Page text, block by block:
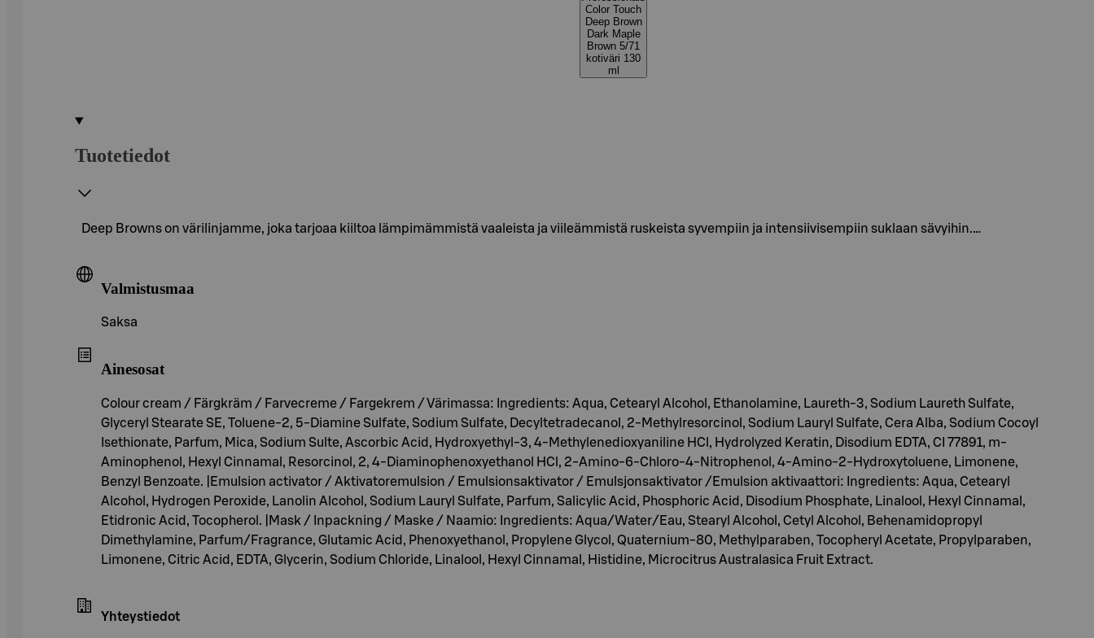
Color Touch
Deep Brown
Dark Maple
Brown 5/71
kotiväri 130
ml
Tuotetiedot
Deep Browns on värilinjamme, joka tarjoaa kiiltoa lämpimämmistä vaaleista ja viileämmistä ruskeista syvempiin ja intensiivisempiin suklaan sävyihin.…
Valmistusmaa
Saksa
Ainesosat
Colour cream / Färgkräm / Farvecreme / Fargekrem / Värimassa: Ingredients: Aqua, Cetearyl Alcohol, Ethanolamine, Laureth-3, Sodium Laureth Sulfate,
Glyceryl Stearate SE, Toluene-2, 5-Diamine Sulfate, Sodium Sulfate, Decyltetradecanol, 2-Methylresorcinol, Sodium Lauryl Sulfate, Cera Alba, Sodium Cocoyl
Isethionate, Parfum, Mica, Sodium Sulte, Ascorbic Acid, Hydroxyethyl-3, 4-Methylenedioxyaniline HCl, Hydrolyzed Keratin, Disodium EDTA, CI 77891, m-
Aminophenol, Hexyl Cinnamal, Resorcinol, 2, 4-Diaminophenoxyethanol HCl, 2-Amino-6-Chloro-4-Nitrophenol, 4-Amino-2-Hydroxytoluene, Limonene,
Benzyl Benzoate. |Emulsion activator / Aktivatoremulsion / Emulsionsaktivator / Emulsjonsaktivator /Emulsion aktivaattori: Ingredients: Aqua, Cetearyl
Alcohol, Hydrogen Peroxide, Lanolin Alcohol, Sodium Lauryl Sulfate, Parfum, Salicylic Acid, Phosphoric Acid, Disodium Phosphate, Linalool, Hexyl Cinnamal,
Etidronic Acid, Tocopherol. |Mask / Inpackning / Maske / Naamio: Ingredients: Aqua/Water/Eau, Stearyl Alcohol, Cetyl Alcohol, Behenamidopropyl
Dimethylamine, Parfum/Fragrance, Glutamic Acid, Phenoxyethanol, Propylene Glycol, Quaternium-80, Methylparaben, Tocopheryl Acetate, Propylparaben,
Limonene, Citric Acid, EDTA, Glycerin, Sodium Chloride, Linalool, Hexyl Cinnamal, Histidine, Microcitrus Australasica Fruit Extract.
Yhteystiedot